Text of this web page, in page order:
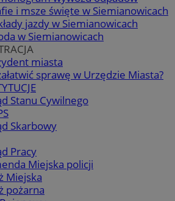
i msze święte w Siemianowicach
jazdy w Siemianowicach
w Siemianowicach
miasta
sprawę w Urzędzie Miasta?
Stanu Cywilnego
Skarbowy
Pracy
Miejska policji
Miejska
pożarna